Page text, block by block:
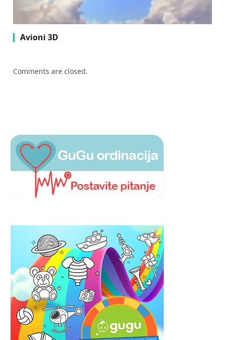
Avioni 3D
Comments are closed.